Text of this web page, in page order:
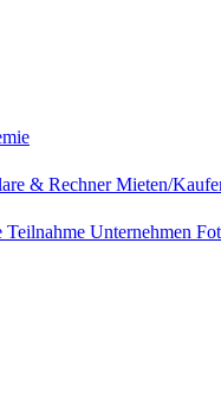
& RechnerMieten/
Teilnahme Unternehmen